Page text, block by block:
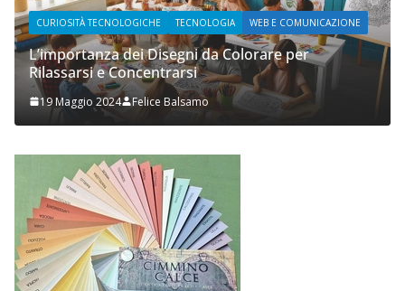
TECNOLOGICHE TECNOLOGIA WEB E COMUNICAZIONE
dei Disegni da Colorare per
e Concentrarsi
2024 Felice Balsamo
WEB E
Prupix
2